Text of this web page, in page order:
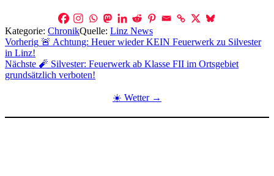
Kategorie: ChronikQuelle: Linz News
Beitragsnavigation
Vorherig 🚨 Achtung: Heuer wieder KEIN Feuerwerk zu Silvester
in Linz!
Nächste 🧨 Silvester: Feuerwerk ab Klasse FII im Ortsgebiet
grundsätzlich verboten!
☀️ Wetter →